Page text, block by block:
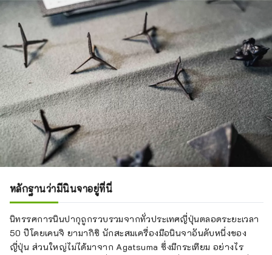
ประสบการณ์ชูริเก็งที่คุณสามารถลองขว้างดาว
กระจายเหล็กไปที่เป้าหมายได้ หากคุณทุ่มเท
ความเครียดในแต่ละวันให้กับเป้าหมาย ความ
กังวลและความกังวลทั้งหมดของคุณก็จะหมดไป
ยิ่งไปกว่านั้นคือ VR Chanbara "VS Sanada
Yukimura" คุณสามารถสัมผัสประสบการณ์ความ
แข็งแกร่งของกองทัพของยูกิมูระ ซานาดะ ซึ่งได้
รับการขนานนามว่าเป็น "ทหารที่เก่งที่สุดของ
ญี่ปุ่น" ในสมัยเซ็นโงกุได้ด้วยตัวเอง มันเป็นเกม
ต่อสู้ที่เด็กอายุ 7 ปีขึ้นไปสามารถสัมผัสได้ และ
น่าตื่นเต้นสำหรับทั้งเด็กและผู้ใหญ่ นอกจากนี้
ภายในยังมีการประลองยิงดาวกระจายด้วย
เล็งไปที่เป้าหมายที่ติดตั้งเซ็นเซอร์โดยใช้ขั้วดาว
กระจายที่ปล่อยแสงเลเซอร์ สถานที่ท่องเที่ยวที่
ปลอดภัยและง่ายดายที่แม้แต่เด็กเล็กก็สามารถ
เพลิดเพลินได้ เมื่อคุณขึ้นไปที่ชั้นสอง เครือข่ายกับ
ดักเลเซอร์ที่เชื่อมโยงกับเซ็นเซอร์จะปรากฏขึ้นใน
หลักฐานว่ามีนินจาอยู่ที่นี่
นิทรรศการนินปากุถูกรวบรวมจากทั่วประเทศญี่ปุ่นตลอดระยะเวลา
50 ปีโดยเคนจิ ยามากิชิ นักสะสมเครื่องมือนินจาอันดับหนึ่งของ
ญี่ปุ่น ส่วนใหญ่ไม่ได้มาจาก Agatsuma ซึ่งมีกระเทียม อย่างไร